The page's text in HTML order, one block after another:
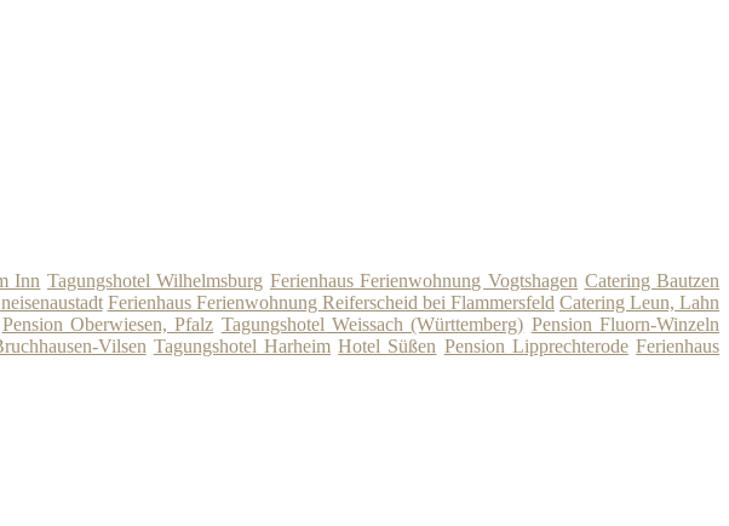
Inn Tagungshotel Wilhelmsburg Ferienhaus Ferienwohnung Vogtshagen Catering Bautzen
Ferienhaus Ferienwohnung Reiferscheid bei Flammersfeld Catering Leun, Lahn
Pension Oberwiesen, Pfalz Tagungshotel Weissach (Württemberg) Pension Fluorn-Winzeln
Vilsen Tagungshotel Harheim Hotel Süßen Pension Lipprechterode Ferienhaus